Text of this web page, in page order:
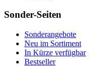
Sonder-Seiten
Sonderangebote
Neu im Sortiment
In Kürze verfügbar
Bestseller